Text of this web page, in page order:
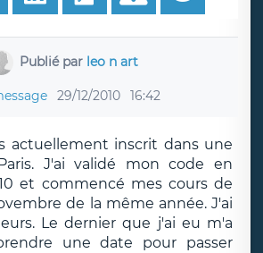
Publié par leo n art
29/12/2010 16:42
actuellement inscrit dans une
J'ai validé mon code en
et commencé mes cours de
de la même année. J'ai
Le dernier que j'ai eu m'a
une date pour passer